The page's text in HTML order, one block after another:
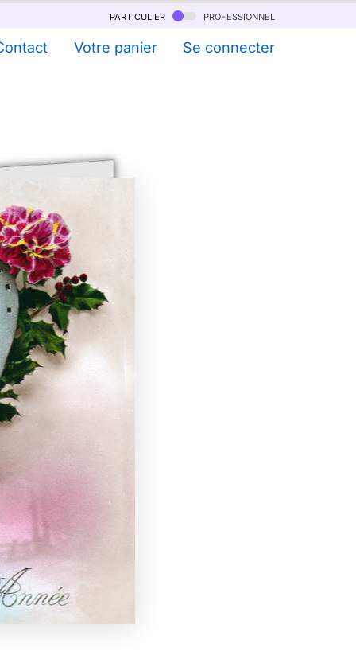
particulier professionnel
Votre panier Se connecter